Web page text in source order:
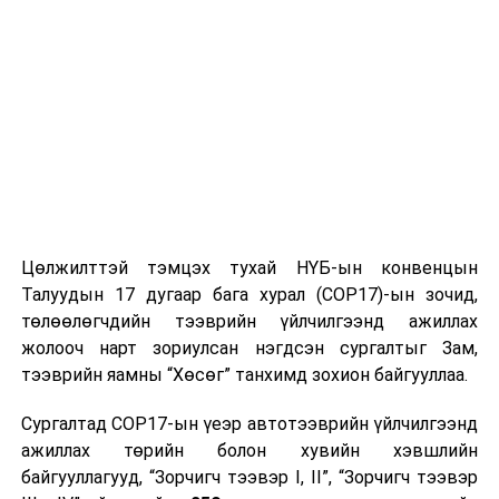
хамгаалав
Цөлжилттэй тэмцэх тухай НҮБ-ын конвенцын
Талуудын 17 дугаар бага хурал (COP17)-ын зочид,
төлөөлөгчдийн тээврийн үйлчилгээнд ажиллах
жолооч нарт зориулсан нэгдсэн сургалтыг Зам,
тээврийн яамны “Хөсөг” танхимд зохион байгууллаа.
Сургалтад COP17-ын үеэр автотээврийн үйлчилгээнд
ажиллах төрийн болон хувийн хэвшлийн
байгууллагууд, “Зорчигч тээвэр I, II”, “Зорчигч тээвэр